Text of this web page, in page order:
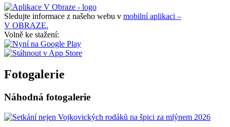
Sledujte informace z našeho webu v mobilní aplikaci –
V OBRAZE.
Volně ke stažení:
Fotogalerie
Náhodná fotogalerie